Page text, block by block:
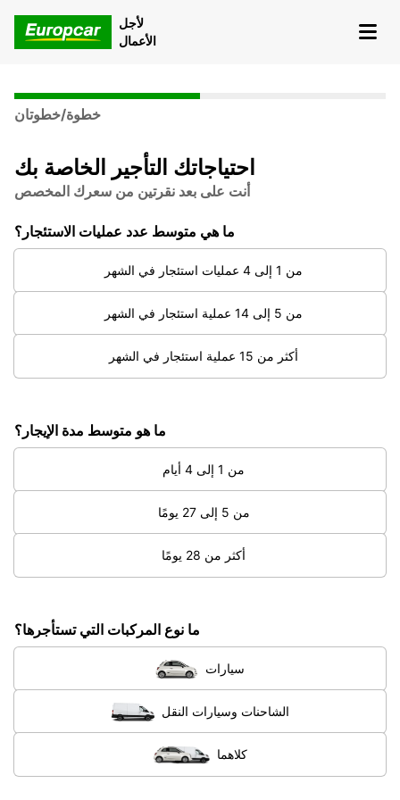
لأجل
الأعمال
خطوة/خطوتان
احتياجاتك التأجير الخاصة بك
أنت على بعد نقرتين من سعرك المخصص
ما هي متوسط عدد عمليات الاستئجار؟
من 1 إلى 4 عمليات استئجار في الشهر
من 5 إلى 14 عملية استئجار في الشهر
أكثر من 15 عملية استئجار في الشهر
ما هو متوسط مدة الإيجار؟
من 1 إلى 4 أيام
من 5 إلى 27 يومًا
أكثر من 28 يومًا
ما نوع المركبات التي تستأجرها؟
سيارات
الشاحنات وسيارات النقل
كلاهما